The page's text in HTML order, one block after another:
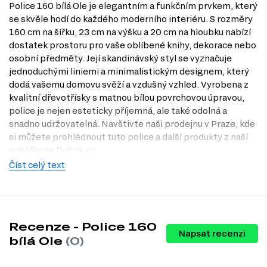
Police 160 bílá Ole je elegantním a funkčním prvkem, který
se skvěle hodí do každého moderního interiéru. S rozměry
160 cm na šířku, 23 cm na výšku a 20 cm na hloubku nabízí
dostatek prostoru pro vaše oblíbené knihy, dekorace nebo
osobní předměty. Její skandinávský styl se vyznačuje
jednoduchými liniemi a minimalistickým designem, který
dodá vašemu domovu svěží a vzdušný vzhled. Vyrobena z
kvalitní dřevotřísky s matnou bílou povrchovou úpravou,
police je nejen esteticky příjemná, ale také odolná a
snadno udržovatelná. Navštivte naši prodejnu v Praze, kde
si můžete prohlédnout tuto police a další produkty z naší
nabídky na Dubok.cz.
Charakteristiky, vlastnosti a výhody
Otevřený typ police.Umožňuje snadný přístup k vystaveným
předmětům a vytváří příjemnou atmosféru v místnosti.
Kvalitní materiál.Dřevotříska zajišťuje dlouhou životnost a
Číst celý text
Recenze - Police 160
bílá Ole (0)
Napsat recenzi